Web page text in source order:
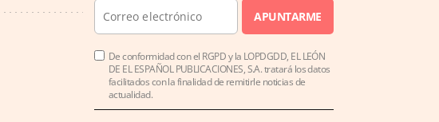
APUNTARME
De conformidad con el RGPD y la LOPDGDD, EL LEÓN
DE EL ESPAÑOL PUBLICACIONES, S.A. tratará los datos
facilitados con la finalidad de remitirle noticias de
actualidad.